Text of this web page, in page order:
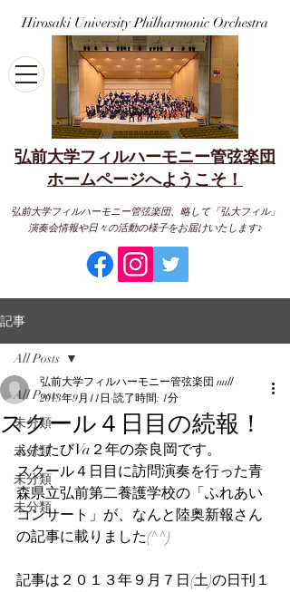
弘前大学フィルハーモニー管弦楽団
​ホームページへようこそ！
Hirosaki University Philharmonic Orchestra
弘前大学フィルハーモニー管弦楽団、略して「弘大フィル」
演奏会情報や日々の活動の様子をお届けいたします♪
記事
All Posts
未分類
未分類
未分類
未分類
All Posts
スクール４日目の続報！
弘前大学フィルハーモニー管弦楽団 null
2013年9月11日 読了時間: 1分
ふたたびVa２年の奈良岡です。
スクール４日目に訪問演奏を行った青
森県立弘前第二養護学校の「ふれあい
コンサート」が、なんと陸奥新報さん
の記事に載りました(^^)
記事は２０１３年９月７日(土)の日刊１